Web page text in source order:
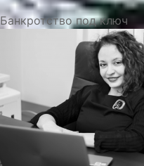
Банкротство под ключ